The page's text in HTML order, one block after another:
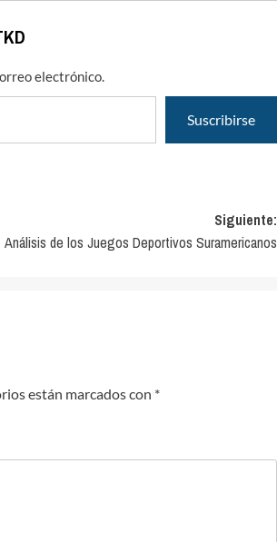
electrónico.
Suscribirse
Siguiente:
Análisis de los Juegos Deportivos Suramericanos
están marcados con *